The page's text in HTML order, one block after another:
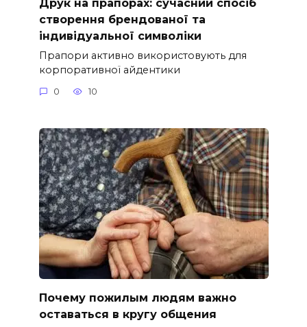
створення брендованої та
індивідуальної символіки
Прапори активно використовують для
корпоративної айдентики
0 10
Почему пожилым людям важно
оставаться в кругу общения